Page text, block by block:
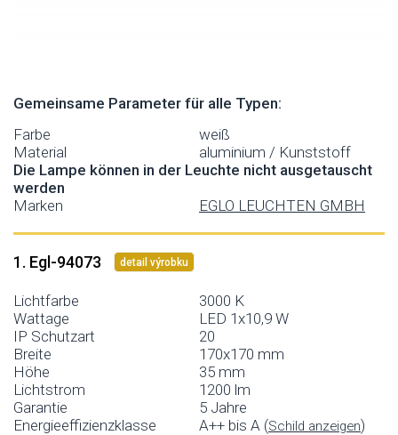
Gemeinsame Parameter für alle Typen:
Farbe
weiß
Material
aluminium / Kunststoff
Die Lampe können in der Leuchte nicht ausgetauscht
werden
Marken
EGLO LEUCHTEN GMBH
1. Egl-94073 detail výrobku
Lichtfarbe
3000 K
Wattage
LED 1x10,9 W
IP Schutzart
20
Breite
170x170 mm
Höhe
35 mm
Lichtstrom
1200 lm
Garantie
5 Jahre
Energieeffizienzklasse
A++ bis A (Schild anzeigen)